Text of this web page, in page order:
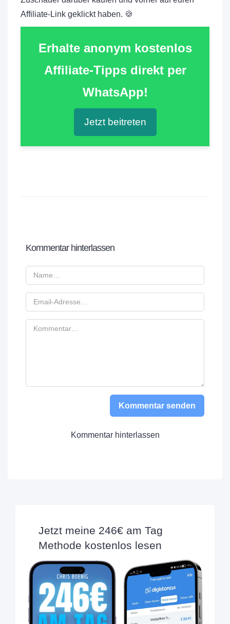
Affiliate-Link geklickt haben. 🍪
Erhalte anonym kostenlos
Affiliate-Tipps direkt per
WhatsApp!
Jetzt beitreten
Kommentar hinterlassen
Kommentar senden
Kommentar hinterlassen
Jetzt meine 246€ am Tag
Methode kostenlos lesen